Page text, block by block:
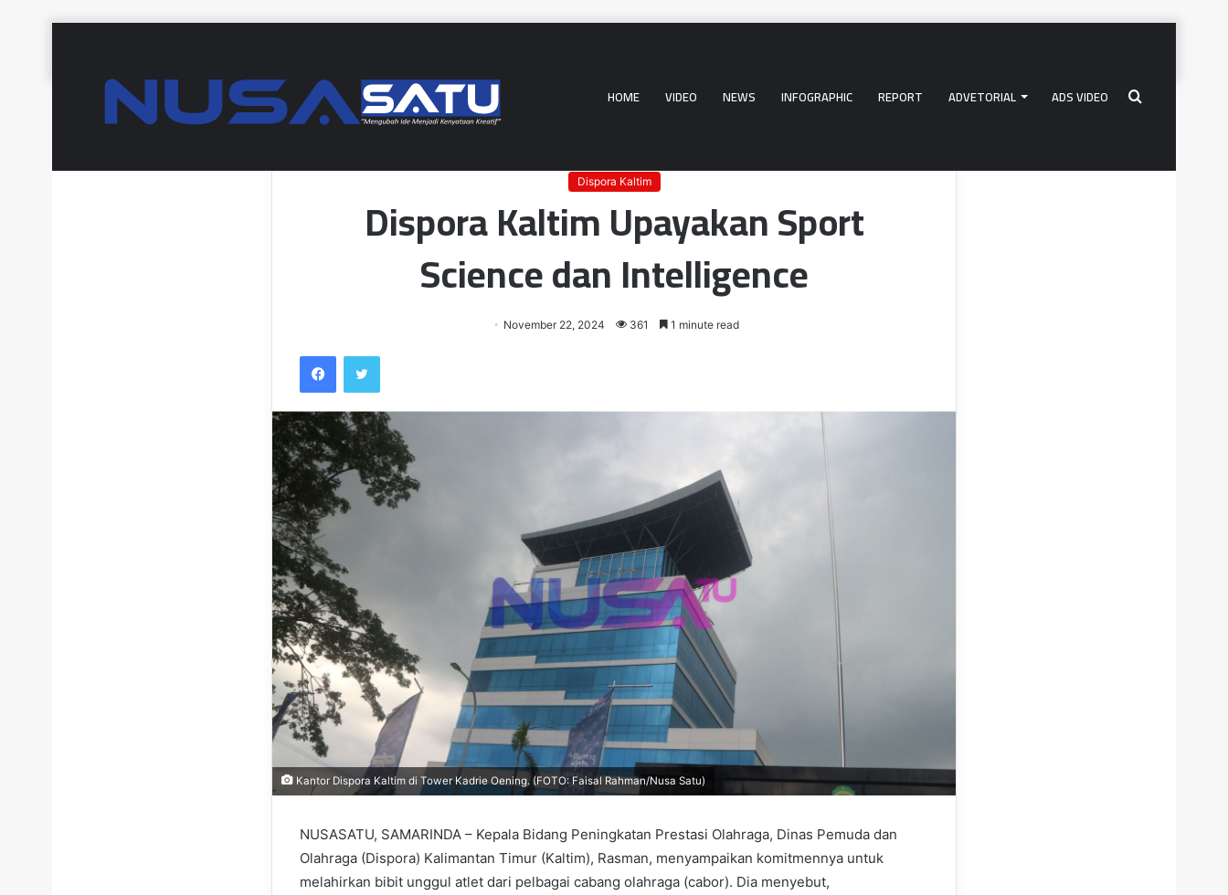
HOME VIDEO NEWS INFOGRAPHIC REPORT ADVETORIAL ADS VIDEO Search
Dispora Kaltim
Dispora Kaltim Upayakan Sport
Science dan Intelligence
November 22, 2024 361 1 minute read
FacebookTwitter
Kantor Dispora Kaltim di Tower Kadrie Oening. (FOTO: Faisal Rahman/Nusa Satu)
NUSASATU, SAMARINDA – Kepala Bidang Peningkatan Prestasi Olahraga, Dinas Pemuda dan
Olahraga (Dispora) Kalimantan Timur (Kaltim), Rasman, menyampaikan komitmennya untuk
melahirkan bibit unggul atlet dari pelbagai cabang olahraga (cabor). Dia menyebut,